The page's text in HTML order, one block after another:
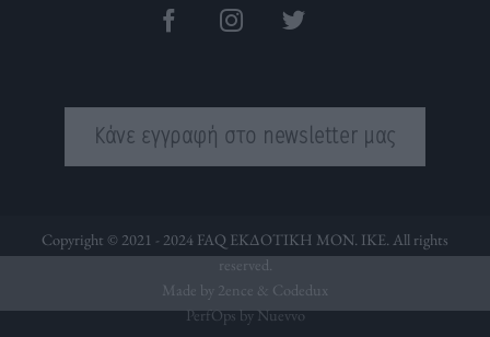
Κάνε εγγραφή στο newsletter μας
Copyright © 2021 - 2024 FAQ ΕΚΔΟΤΙΚΗ ΜΟΝ. ΙΚΕ. All rights
reserved.
Made by 2ence & Codedux
PerfOps by Nuevvo